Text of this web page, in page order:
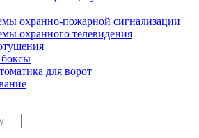
охранно-пожарной сигнализации
охранного телевидения
для ворот